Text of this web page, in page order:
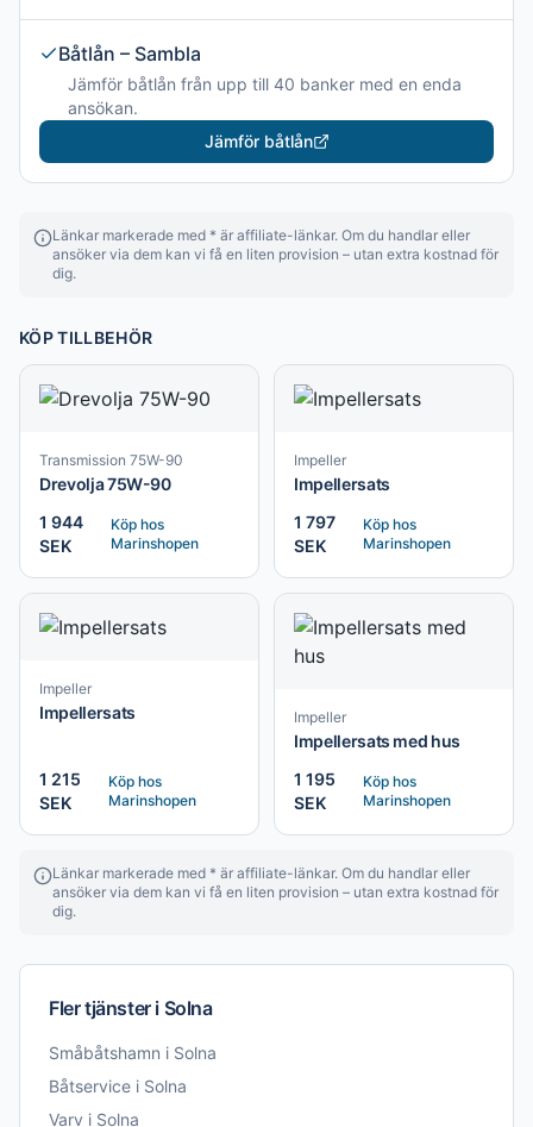
Båtlån – Sambla
Jämför båtlån från upp till 40 banker med en enda
ansökan.
Jämför båtlån
Länkar markerade med * är affiliate-länkar. Om du handlar eller
ansöker via dem kan vi få en liten provision – utan extra kostnad för
dig.
KÖP TILLBEHÖR
Transmission 75W-90
Drevolja 75W-90
1 944
SEK
Köp hos
Marinshopen
Impeller
Impellersats
1 797
SEK
Köp hos
Marinshopen
Impeller
Impellersats
1 215
SEK
Köp hos
Marinshopen
Impeller
Impellersats med hus
1 195
SEK
Köp hos
Marinshopen
Länkar markerade med * är affiliate-länkar. Om du handlar eller
ansöker via dem kan vi få en liten provision – utan extra kostnad för
dig.
Fler tjänster i Solna
Småbåtshamn i Solna
Båtservice i Solna
Varv i Solna